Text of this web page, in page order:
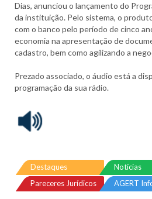
Dias, anunciou o lançamento do
da instituição. Pelo sistema, o
com o banco pelo período de cinco
economia na apresentação de
cadastro, bem como agilizando a
Prezado associado, o áudio está a
programação da sua rádio.
Destaques
Notícias
Pareceres Jurídicos
AGERT